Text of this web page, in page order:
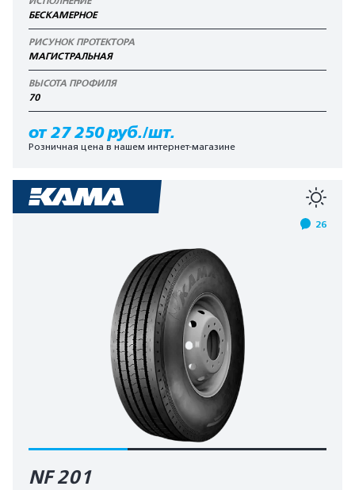
БЕСКАМЕРНОЕ
РИСУНОК ПРОТЕКТОРА
МАГИСТРАЛЬНАЯ
ВЫСОТА ПРОФИЛЯ
70
от 27 250 руб./шт.
Розничная цена в нашем интернет-магазине
26
NF 201